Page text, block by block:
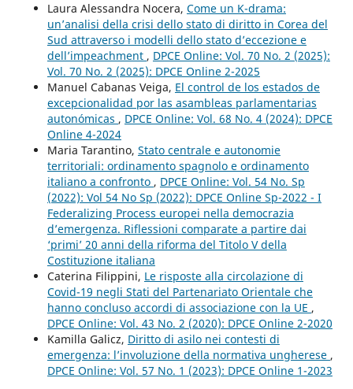
Laura Alessandra Nocera, Come un K-drama:
un’analisi della crisi dello stato di diritto in Corea del
Sud attraverso i modelli dello stato d’eccezione e
dell’impeachment , DPCE Online: Vol. 70 No. 2 (2025):
Vol. 70 No. 2 (2025): DPCE Online 2-2025
Manuel Cabanas Veiga, El control de los estados de
excepcionalidad por las asambleas parlamentarias
autonómicas , DPCE Online: Vol. 68 No. 4 (2024): DPCE
Online 4-2024
Maria Tarantino, Stato centrale e autonomie
territoriali: ordinamento spagnolo e ordinamento
italiano a confronto , DPCE Online: Vol. 54 No. Sp
(2022): Vol 54 No Sp (2022): DPCE Online Sp-2022 - I
Federalizing Process europei nella democrazia
d’emergenza. Riflessioni comparate a partire dai
‘primi’ 20 anni della riforma del Titolo V della
Costituzione italiana
Caterina Filippini, Le risposte alla circolazione di
Covid-19 negli Stati del Partenariato Orientale che
hanno concluso accordi di associazione con la UE ,
DPCE Online: Vol. 43 No. 2 (2020): DPCE Online 2-2020
Kamilla Galicz, Diritto di asilo nei contesti di
emergenza: l’involuzione della normativa ungherese ,
DPCE Online: Vol. 57 No. 1 (2023): DPCE Online 1-2023